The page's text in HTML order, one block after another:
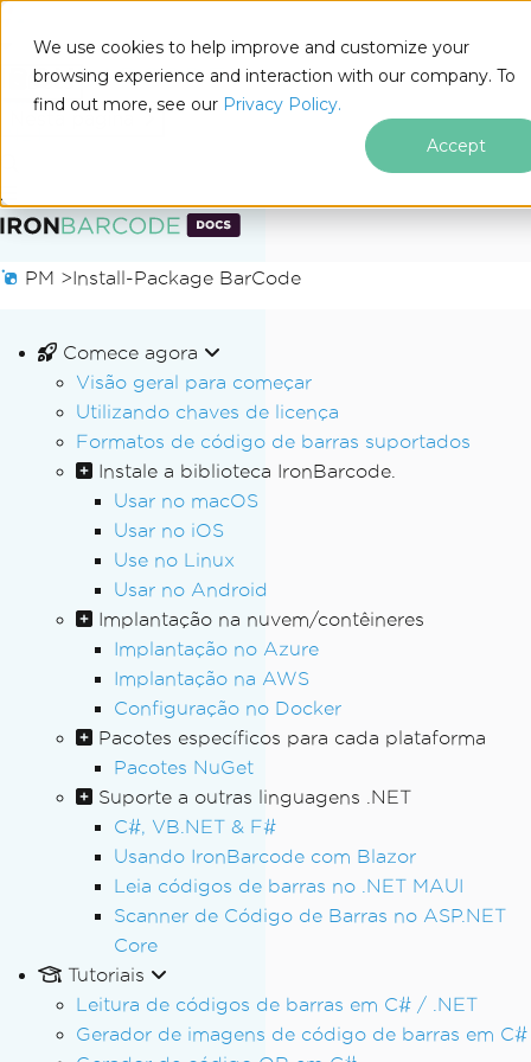
We use cookies to help improve and customize your
browsing experience and interaction with our company. To
find out more, see our Privacy Policy.
Accept
Ir para o conteúdo do rodapé
Docs
PM >Install-Package BarCode
Comece agora
Visão geral para começar
Utilizando chaves de licença
Formatos de código de barras suportados
Instale a biblioteca IronBarcode.
Usar no macOS
Usar no iOS
Use no Linux
Usar no Android
Implantação na nuvem/contêineres
Implantação no Azure
Implantação na AWS
Configuração no Docker
Pacotes específicos para cada plataforma
Pacotes NuGet
Suporte a outras linguagens .NET
C#, VB.NET & F#
Usando IronBarcode com Blazor
Leia códigos de barras no .NET MAUI
Scanner de Código de Barras no ASP.NET
Core
Tutoriais
Leitura de códigos de barras em C# / .NET
Gerador de imagens de código de barras em C#